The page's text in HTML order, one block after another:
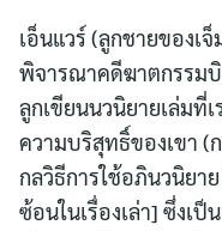
เอ็นแวร์ (ลูกชายของเ
พิจารณาคดีฆาตกรรมบิ
ลูกเขียนนวนิยายเล่มที่
ความบริสุทธิ์ของเขา (
กลวิธีการใช้อภินวนิยา
ซ้อนในเรื่องเล่า] ซึ่งเ